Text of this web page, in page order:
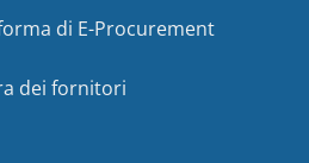
di E-Procurement
dei fornitori